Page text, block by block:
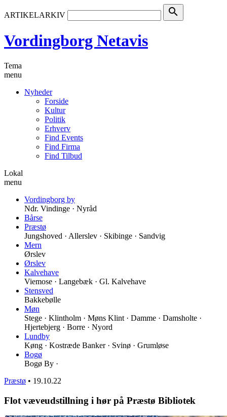
ARTIKELARKIV search
Vordingborg Netavis
Tema
menu
Nyheder
Forside
Kultur
Politik
Erhverv
Find Events
Find Firma
Find Tilbud
Lokal
menu
Vordingborg by
Ndr. Vindinge · Nyråd
Bårse
Præstø
Jungshoved · Allerslev · Skibinge · Sandvig
Mern
Ørslev
Ørslev
Kalvehave
Viemose · Langebæk · Gl. Kalvehave
Stensved
Bakkebølle
Møn
Stege · Klintholm · Møns Klint · Damme · Damsholte ·
Hjertebjerg · Borre · Nyord
Lundby
Køng · Kostræde Banker · Svinø · Grumløse
Bogø
Bogø By ·
Præstø • 19.10.22
Flot væveudstillning i hør på Præstø Bibliotek